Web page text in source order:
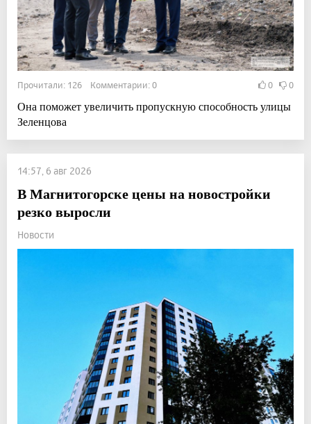
Прочитали: 126 Комментарии: 0 0 0
Она поможет увеличить пропускную способность улицы
Зеленцова
14:57, 6 авг 2026
В Магнитогорске цены на новостройки
резко выросли
Новости